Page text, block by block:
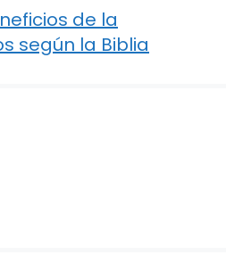
de la
según la Biblia